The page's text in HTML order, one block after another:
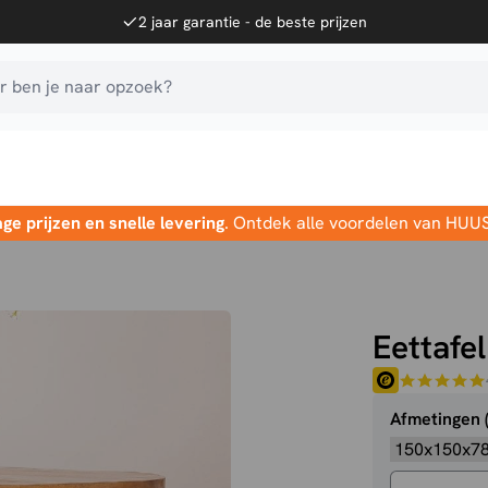
2 jaar garantie - de beste prijzen
ben je naar opzoek?
prijzen en snelle levering. Ontdek alle voordelen van
Afmetingen